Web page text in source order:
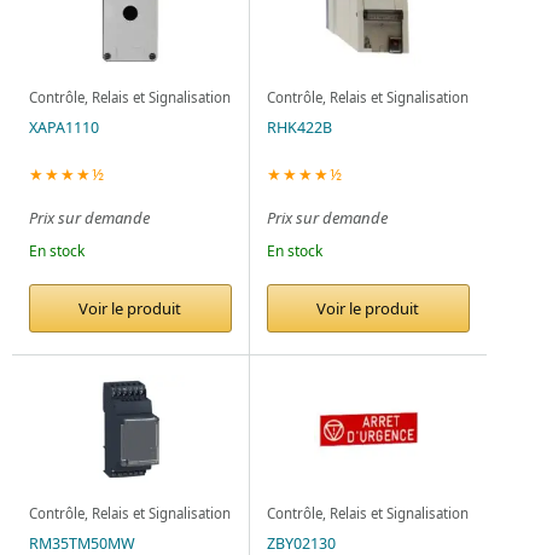
Contrôle, Relais et Signalisation
XAPA1110
★★★★½
Prix sur demande
En stock
Voir le produit
Contrôle, Relais et Signalisation
RHK422B
★★★★½
Prix sur demande
En stock
Voir le produit
Contrôle, Relais et Signalisation
RM35TM50MW
Contrôle, Relais et Signalisation
ZBY02130